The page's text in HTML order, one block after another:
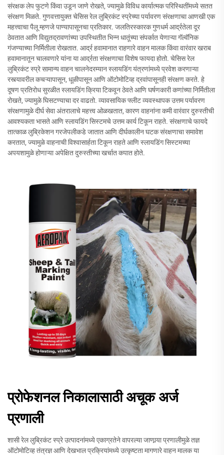
संरक्षक लेप फुटणे किंवा उडून जाणे रोखते, ज्यामुळे विविध कार्यात्मक परिस्थितींमध्ये सतत
संरक्षण मिळते. गुणवत्तायुक्त चेसिस रेल लुब्रिकंट स्प्रेच्या पर्यावरण संरक्षणाचा आणखी एक
महत्त्वाचा पैलू म्हणजे पाण्यापासूनचा प्रतिकार. जलतिरस्कारक गुणधर्म आर्द्रतेला दूर
ठेवतात आणि विद्युतद्रावणांच्या उपस्थितीत भिन्न धातूंच्या संपर्कात येणाऱ्या गॅल्वॅनिक
गंजण्याच्या निर्मितीला रोखतात. आर्द्र हवामानात राहणारे वाहन मालक किंवा वारंवार खराब
हवामानातून चालवणारे यांना या आर्द्रता संरक्षणाचा विशेष फायदा होतो. चेसिस रेल
लुब्रिकंट स्प्रे सामान्य वाहन चालनेदरम्यान स्लायडिंग यंत्रणांमध्ये प्रवेश करणाऱ्या
रस्त्यावरील कचऱ्यापासून, धूळीपासून आणि ऑटोमोटिव्ह द्रवांपासूनही संरक्षण करते. हे
दूषण प्रतिरोध सुरळीत स्लायडिंग क्रिया टिकवून ठेवते आणि घर्षणकारी कणांच्या निर्मितीला
रोखते, ज्यामुळे घिसटण्याचा दर वाढतो. व्यावसायिक फ्लीट व्यवस्थापक उत्तम पर्यावरण
संरक्षणामुळे दीर्घ सेवा अंतरालाचे महत्त्व ओळखतात, कारण वाहनांना कमी वारंवार दुरुस्तीची
आवश्यकता भासते आणि स्लायडिंग सिस्टमचे उत्तम कार्य टिकून राहते. संरक्षणाचे फायदे
तात्काळ लुब्रिकेशन गरजेपलीकडे जातात आणि दीर्घकालीन घटक संरक्षणाचा समावेश
करतात, ज्यामुळे वाहनाची विश्वासार्हता टिकून राहते आणि स्लायडिंग सिस्टमच्या
अपयशामुळे होणाऱ्या अपेक्षित दुरुस्तीच्या खर्चात कपात होते.
प्रोफेशनल निकालासाठी अचूक अर्ज
प्रणाली
शासी रेल लुब्रिकंट स्प्रे उत्पादनांमध्ये एकाग्रतेने वापरल्या जाणार्‍या प्रणालीमुळे तज्ञ
ऑटोमोटिव्ह तंत्रज्ञ आणि देखभाल प्रक्रियांमध्ये उत्कृष्टता मागणारे वाहन मालक या